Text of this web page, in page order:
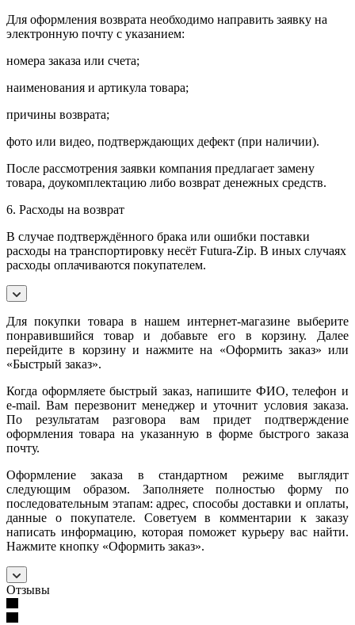
Для оформления возврата необходимо направить заявку на
электронную почту с указанием:
номера заказа или счета;
наименования и артикула товара;
причины возврата;
фото или видео, подтверждающих дефект (при наличии).
После рассмотрения заявки компания предлагает замену
товара, доукомплектацию либо возврат денежных средств.
6. Расходы на возврат
В случае подтверждённого брака или ошибки поставки
расходы на транспортировку несёт Futura-Zip. В иных случаях
расходы оплачиваются покупателем.
Для покупки товара в нашем интернет-магазине выберите
понравившийся товар и добавьте его в корзину. Далее
перейдите в корзину и нажмите на «Оформить заказ» или
«Быстрый заказ».
Когда оформляете быстрый заказ, напишите ФИО, телефон и
e-mail. Вам перезвонит менеджер и уточнит условия заказа.
По результатам разговора вам придет подтверждение
оформления товара на указанную в форме быстрого заказа
почту.
Оформление заказа в стандартном режиме выглядит
следующим образом. Заполняете полностью форму по
последовательным этапам: адрес, способы доставки и оплаты,
данные о покупателе. Советуем в комментарии к заказу
написать информацию, которая поможет курьеру вас найти.
Нажмите кнопку «Оформить заказ».
Отзывы